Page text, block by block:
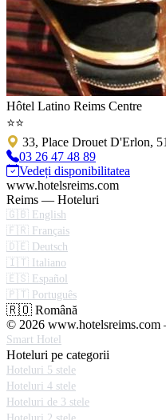
Hôtel Latino Reims Centre
⭐⭐
33, Place Drouet D'Erlon,
03 26 47 48 89
Vedeți disponibilitatea
www.hotelsreims.com
Reims — Hoteluri
🇬🇧 English
🇫🇷 Français
🇩🇪 Deutsch
🇮🇹 Italiano
🇪🇸 Español
🇵🇹 Português
🇷🇴 Română
© 2026
Smart Hotel
Hoteluri pe categorii
Hoteluri 5 stele
Hoteluri 4 stele
Hoteluri de 3 stele